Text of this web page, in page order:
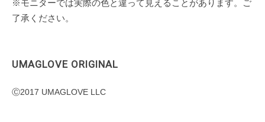
※モニターでは実際の色と違って見えることがあります。ご
了承ください。
UMAGLOVE ORIGINAL
Ⓒ2017 UMAGLOVE LLC